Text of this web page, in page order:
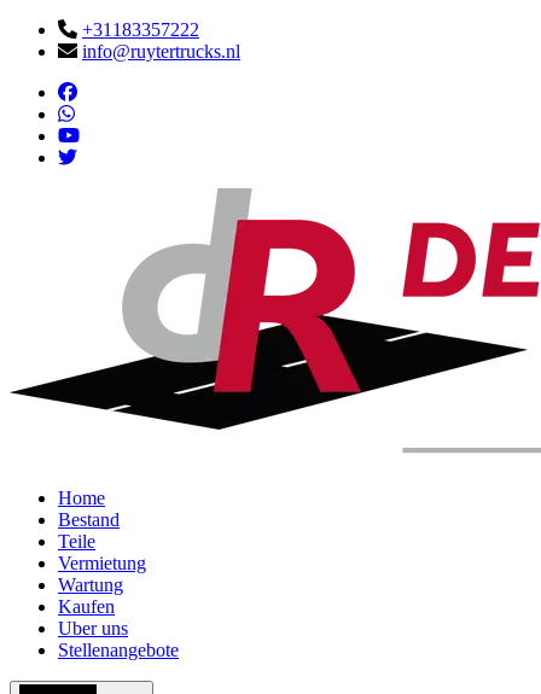
+31183357222
info@ruytertrucks.nl
Home
Bestand
Teile
Vermietung
Wartung
Kaufen
Uber uns
Stellenangebote